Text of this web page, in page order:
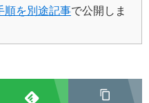
順を別途記事で公開しま